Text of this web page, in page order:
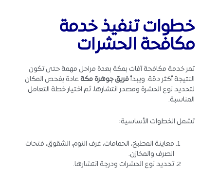
خطوات تنفيذ خدمة
مكافحة الحشرات
تمر خدمة مكافحة آفات بمكة بعدة مراحل مهمة حتى تكون
النتيجة أكثر دقة. ويبدأفريق جوهرة مكة عادة بفحص المكان
لتحديد نوع الحشرة ومصدر انتشارها، ثم اختيار خطة التعامل
المناسبة.
تشمل الخطوات الأساسية:
معاينة المطبخ، الحمامات، غرف النوم، الشقوق، فتحات
الصرف والمخازن.
تحديد نوع الحشرات ودرجة انتشارها.